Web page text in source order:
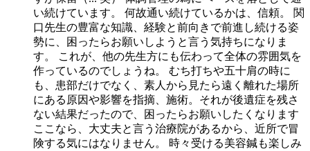
い続けています。 何故通い続けているかは、信頼。 関
口先生の豊富な知識、経験と前向きで前進し続ける姿
勢に、困ったらお願いしようと言う気持ちになりま
す。 これが、他の先生方にも伝わって全体の雰囲気を
作っているのでしょうね。 むち打ちや五十肩の時に
も、患部だけでなく、素人から見たら遠く離れた場所
にある原因や影響を指摘、施術。それが後遺症を残さ
ない結果だったので、困ったらお願いしたくなります
ここなら、大丈夫と言う治療院があるから、近所で冒
険する気にはなりません。 時々受ける美容鍼も楽しみ